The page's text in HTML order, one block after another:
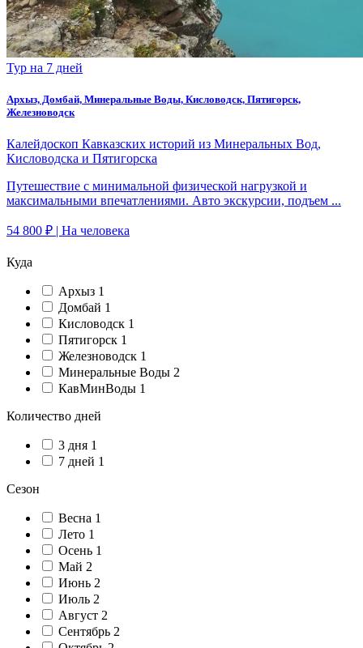
Тур на 7 дней
Архыз, Домбай, Минеральные Воды, Кисловодск, Пятигорск,
Железноводск
Калейдоскоп Кавказских историй из Минеральных Вод,
Кисловодска и Пятигорска
Путешествие с минимальной физической нагрузкой и
максимальными впечатлениями. Авто экскурсии, подъем ...
54 800 ₽ | На человека
Куда
Архыз 1
Домбай 1
Кисловодск 1
Пятигорск 1
Железноводск 1
Минеральные Воды 2
КавМинВоды 1
Количество дней
3 дня 1
7 дней 1
Сезон
Весна 1
Лето 1
Осень 1
Май 2
Июнь 2
Июль 2
Август 2
Сентябрь 2